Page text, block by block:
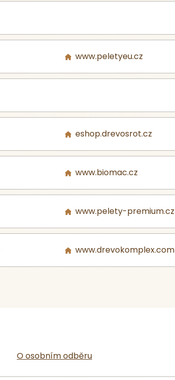
www.peletyeu.cz
eshop.drevosrot.cz
www.biomac.cz
www.pelety-premium.cz
www.drevokomplex.com
O osobním odběru